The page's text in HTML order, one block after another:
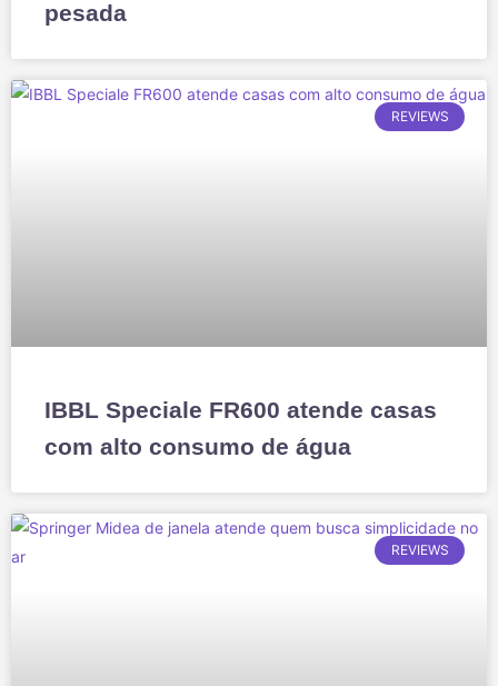
pesada
REVIEWS
IBBL Speciale FR600 atende casas
com alto consumo de água
REVIEWS